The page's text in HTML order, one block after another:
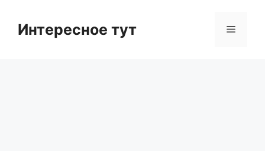
contentИнтересное тут Menu